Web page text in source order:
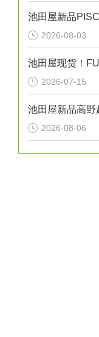
2026-08-03
池田屋现货！
2026-07-15
2026-08-06